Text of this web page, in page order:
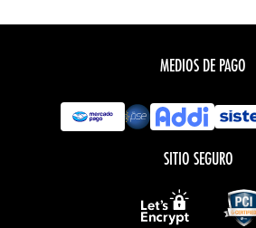
MEDIOS DE PAGO
SITIO SEGURO